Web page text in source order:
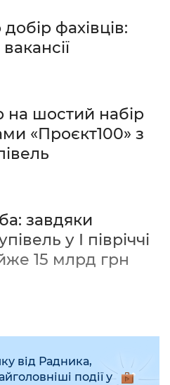
фахівців:
на шостий набір
«Проєкт100» з
завдяки
у І півріччі
15 млрд грн
від Радника,
події у